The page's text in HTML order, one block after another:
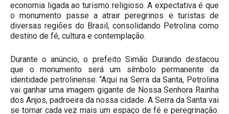
economia ligada ao turismo religioso. A expectativa é que
o monumento passe a atrair peregrinos e turistas de
diversas regiões do Brasil, consolidando Petrolina como
destino de fé, cultura e contemplação.
Durante o anúncio, o prefeito Simão Durando destacou
que o monumento será um símbolo permanente da
identidade petrolinense. “Aqui na Serra da Santa, Petrolina
vai ganhar uma imagem gigante de Nossa Senhora Rainha
dos Anjos, padroeira da nossa cidade. A Serra da Santa vai
se tornar cada vez mais um espaço de fé e peregrinação.